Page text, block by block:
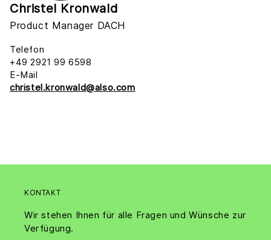
Christel Kronwald
Product Manager DACH
Telefon
+49 2921 99 6598
E-Mail
christel.kronwald@also.com
KONTAKT
Wir stehen Ihnen für alle Fragen und Wünsche zur
Verfügung.